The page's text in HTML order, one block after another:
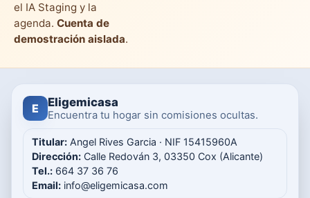
el IA Staging y la
agenda. Cuenta de
demostración aislada.
E Eligemicasa
Encuentra tu hogar sin comisiones ocultas.
Titular: Angel Rives Garcia · NIF 15415960A
Dirección: Calle Redován 3, 03350 Cox (Alicante)
Tel.: 664 37 36 76
Email: info@eligemicasa.com